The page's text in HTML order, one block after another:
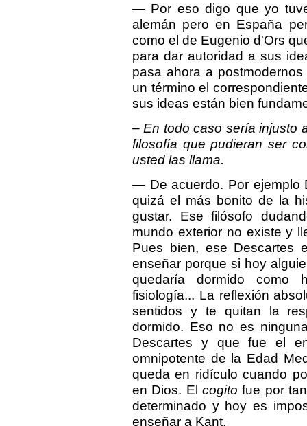
— Por eso digo que yo
alemán pero en España
como el de Eugenio d'Ors
para dar autoridad a sus
pasa ahora a
un término el
sus ideas están bien
– En todo caso sería injusto
filosofía que pudieran ser
usted las llama.
— De acuerdo. Por ejemplo
quizá el más bonito de la
gustar. Ese filósofo
mundo exterior no existe y
Pues bien, ese
enseñar porque si hoy
quedaría dormido como
fisiología... La reflexión
sentidos y te quitan la
dormido. Eso no es
Descartes y que fue el
omnipotente de la Edad
queda en ridículo cuando
en Dios. El cogito fue por
determinado y hoy es
enseñar a Kant.